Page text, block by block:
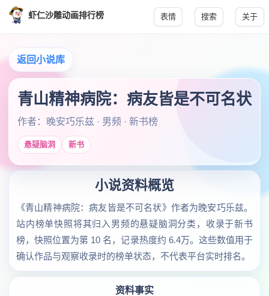
虾仁沙雕动画排行榜 表情 搜索 关于
返回小说库
青山精神病院：病友皆是不可名状
作者：晚安巧乐兹 · 男频 · 新书榜
悬疑脑洞 新书
小说资料概览
《青山精神病院：病友皆是不可名状》作者为晚安巧乐兹。
站内榜单快照将其归入男频的悬疑脑洞分类，收录于新书
榜，快照位置为第 10 名，记录热度约 6.4万。这些数值用于
确认作品与观察收录时的榜单状态，不代表平台实时排名。
资料事实